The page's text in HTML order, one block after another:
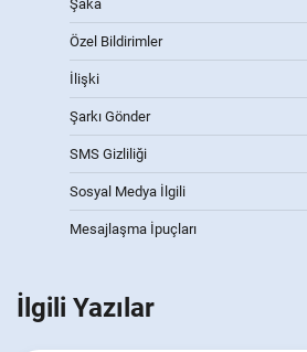
Şaka
Özel Bildirimler
İlişki
Şarkı Gönder
SMS Gizliliği
Sosyal Medya İlgili
Mesajlaşma İpuçları
İlgili Yazılar